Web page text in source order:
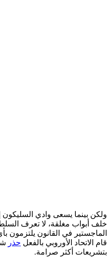
ولكن بينما يسعى وادي السليكون
خلف أبواب مغلقة، لا تعرف
الماجستير في القانون يلتزمون
قام الاتحاد الأوروبي بالفعل حذر
بتشريعات أكثر صرامة.